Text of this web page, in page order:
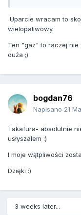
Uparcie wracam to
wielopaliwowy.
Ten "gaz" to raczej nie
duża ;)
bogdan76
Napisano 21
Takafura- absolutnie
usłyszałem :)
I moje wątpliwości
Dzięki :)
3 weeks later...